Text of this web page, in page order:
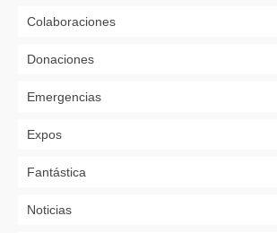
Colaboraciones
Donaciones
Emergencias
Expos
Fantástica
Noticias